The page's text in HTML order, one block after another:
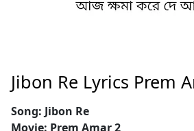
Jibon Re Lyrics Prem
Song: Jibon Re
Movie: Prem Amar 2